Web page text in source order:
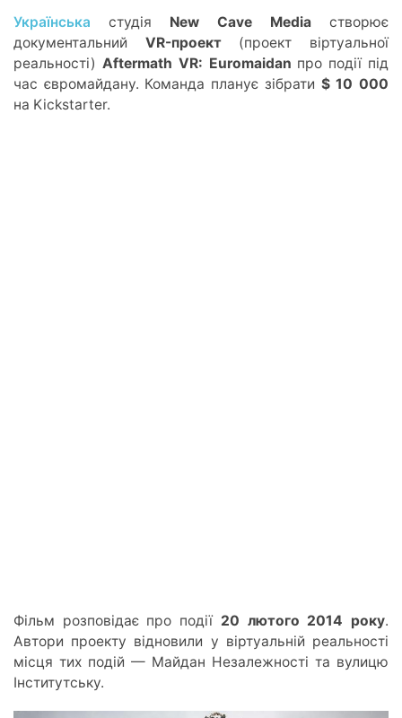
Українська студія New Cave Media створює
документальний VR-проект(проект віртуальної
реальності) Aftermath VR: Euromaidan про події під
час євромайдану. Команда планує зібрати $ 10 000
на Kickstarter.
Фільм розповідає про події 20 лютого 2014 року.
Автори проекту відновили у віртуальній реальності
місця тих подій — Майдан Незалежності та вулицю
Інститутську.